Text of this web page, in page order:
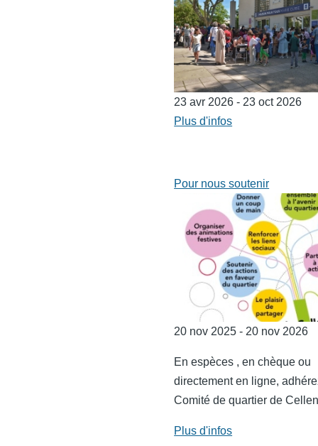
23 avr 2026 - 23 oct 2026
Plus d'infos
Pour nous soutenir
20 nov 2025 - 20 nov 2026
En espèces , en chèque ou
directement en ligne,
Comité de quartier de
Plus d'infos